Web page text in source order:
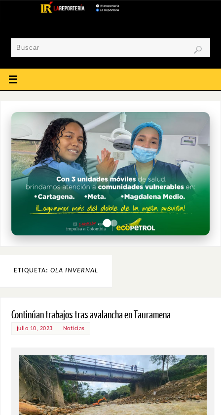
ETIQUETA: OLA INVERNAL
Continúan trabajos tras avalancha en Tauramena
julio 10, 2023 Noticias